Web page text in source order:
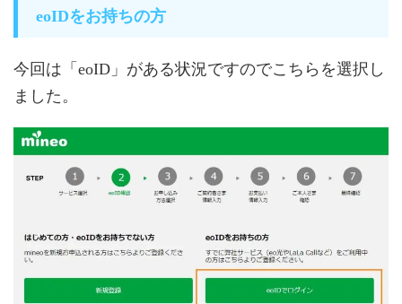
eoIDをお持ちの方
今回は「eoID」がある状況ですのでこちらを選択し
ました。